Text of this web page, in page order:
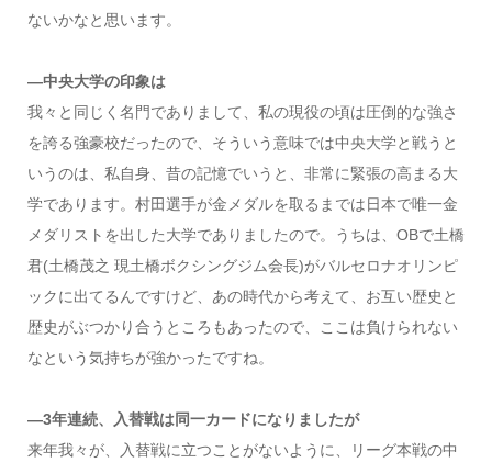
ないかなと思います。
―中央大学の印象は
我々と同じく名門でありまして、私の現役の頃は圧倒的な強さ
を誇る強豪校だったので、そういう意味では中央大学と戦うと
いうのは、私自身、昔の記憶でいうと、非常に緊張の高まる大
学であります。村田選手が金メダルを取るまでは日本で唯一金
メダリストを出した大学でありましたので。うちは、OBで土橋
君(土橋茂之 現土橋ボクシングジム会長)がバルセロナオリンピ
ックに出てるんですけど、あの時代から考えて、お互い歴史と
歴史がぶつかり合うところもあったので、ここは負けられない
なという気持ちが強かったですね。
―3年連続、入替戦は同一カードになりましたが
来年我々が、入替戦に立つことがないように、リーグ本戦の中